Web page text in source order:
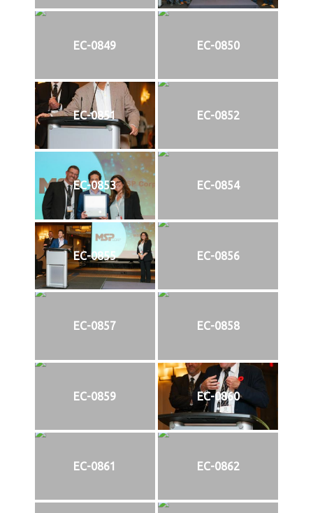
EC-0849 EC-0850
EC-0851 EC-0852
EC-0853 EC-0854
EC-0855 EC-0856
EC-0857 EC-0858
EC-0859 EC-0860
EC-0861 EC-0862